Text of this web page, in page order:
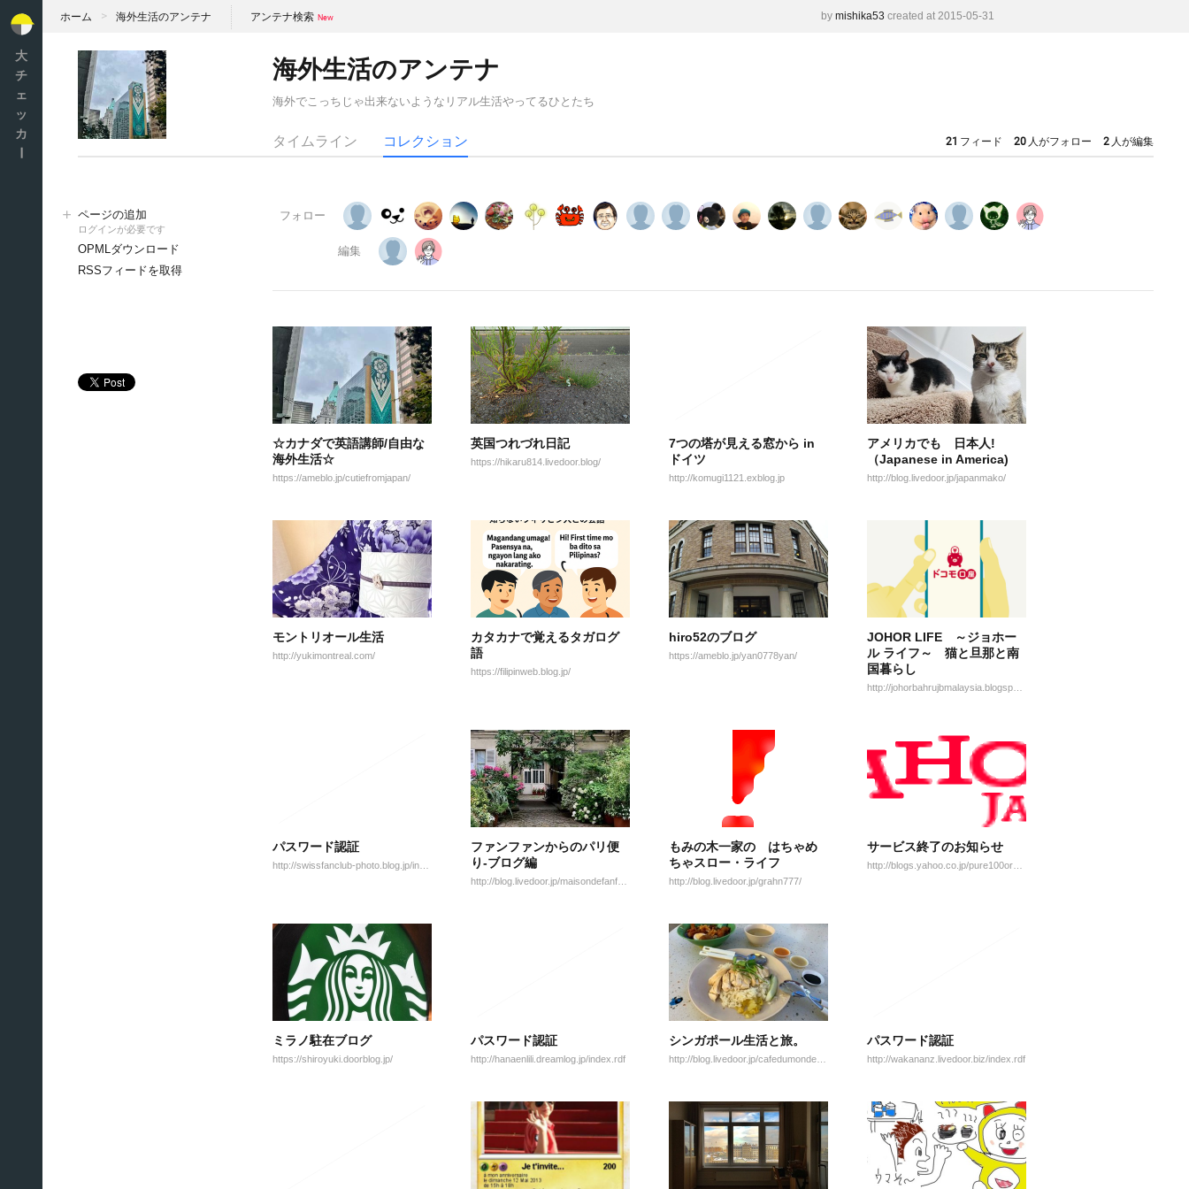
大
チ
ェ
ッ
カ
ホーム 海外生活のアンテナ アンテナ検索 by mishika53 created at 2015-05-31
海外生活のアンテナ
海外でこっちじゃ出来ないようなリアル生活やってるひとたち
21 フィード 20 人がフォロー 2 人が編集
タイムライン コレクション
ページの追加
ログインが必要です
OPMLダウンロード
RSSフィードを取得
フォロー
編集
☆カナダで英語講師/自由な
海外生活☆
https://ameblo.jp/cutiefromjapan/
英国つれづれ日記
https://hikaru814.livedoor.blog/
7つの塔が見える窓から in
ドイツ
http://komugi1121.exblog.jp
アメリカでも 日本人!
（Japanese in America)
http://blog.livedoor.jp/japanmako/
モントリオール生活
http://yukimontreal.com/
カタカナで覚えるタガログ
語
https://filipinweb.blog.jp/
hiro52のブログ
https://ameblo.jp/yan0778yan/
JOHOR LIFE ～ジョホー
ル ライフ～ 猫と旦那と南
国暮らし
パスワード認証
ファンファンからのパリ便
り-ブログ編
もみの木一家の はちゃめ
ちゃスロー・ライフ
http://blog.livedoor.jp/grahn777/
サービス終了のお知らせ
ミラノ駐在ブログ
https://shiroyuki.doorblog.jp/
パスワード認証
http://hanaenlili.dreamlog.jp/index.rdf
シンガポール生活と旅。 パスワード認証
http://wakananz.livedoor.biz/index.rdf